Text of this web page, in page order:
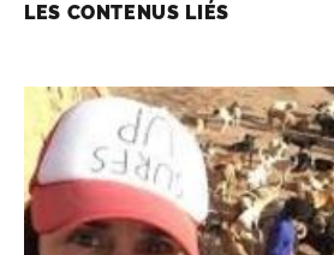
LES CONTENUS LIÉS